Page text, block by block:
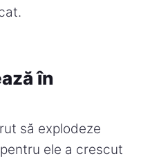
în
să explodeze
ele a crescut